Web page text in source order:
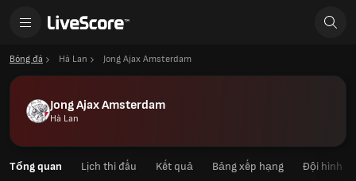
Bóng đá Hà Lan Jong Ajax Amsterdam
Jong Ajax Amsterdam
Hà Lan
Tổng quan Lịch thi đấu Kết quả Bảng xếp hạng Đội hình